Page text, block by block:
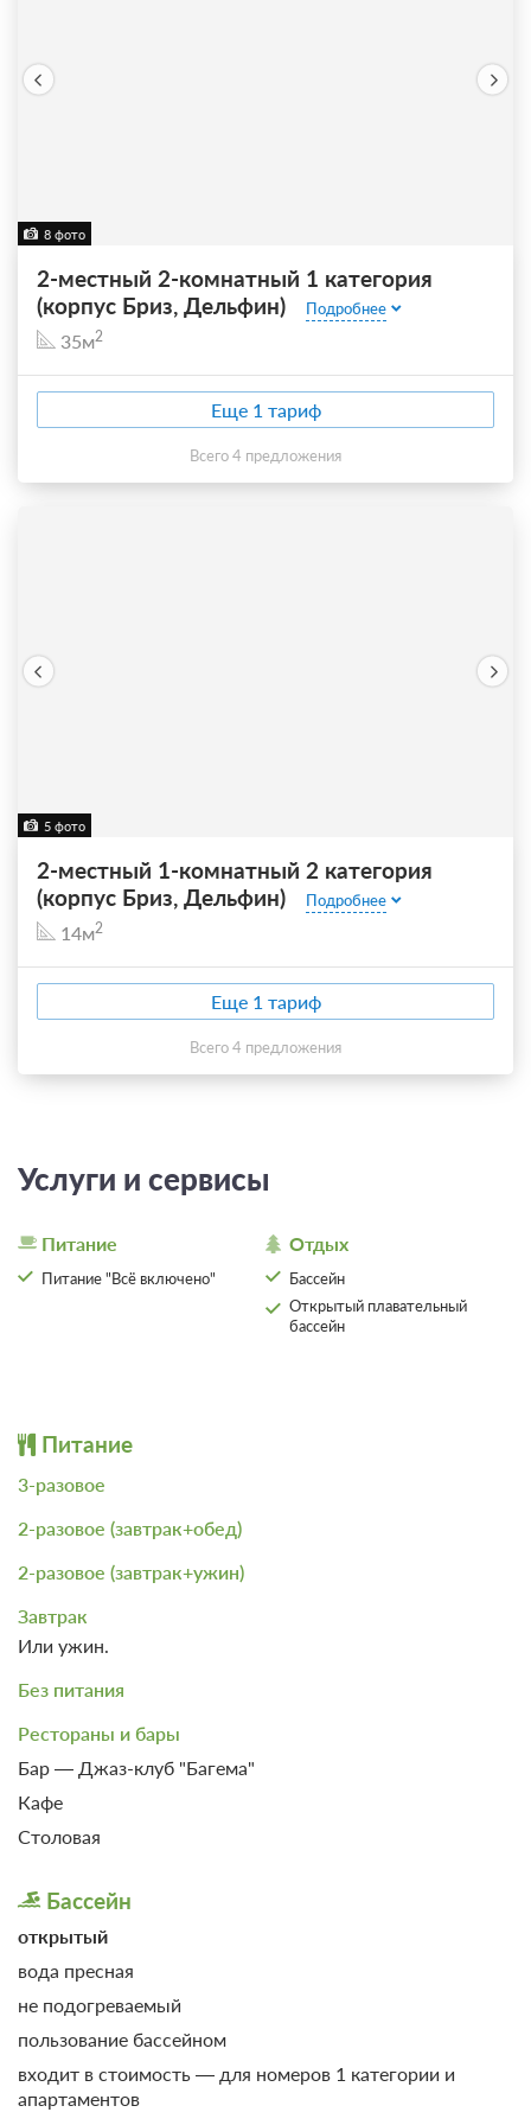
8 фото
2-местный 2-комнатный 1 категория
(корпус Бриз, Дельфин)
Подробнее
35м2
Еще 1 тариф
всего 4 предложения
5 фото
2-местный 1-комнатный 2 категория
(корпус Бриз, Дельфин)
Подробнее
14м2
Еще 1 тариф
всего 4 предложения
Услуги и сервисы
Питание
Питание "Всё включено"
Отдых
Бассейн
Открытый плавательный
бассейн
Питание
3-разовое
2-разовое (завтрак+обед)
2-разовое (завтрак+ужин)
Завтрак
Или ужин.
Без питания
Рестораны и бары
Бар — Джаз-клуб "Багема"
Кафе
Столовая
Бассейн
открытый
вода пресная
не подогреваемый
пользование бассейном
входит в стоимость — для номеров 1 категории и
апартаментов